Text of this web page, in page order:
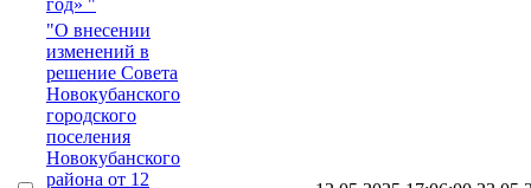
"О внесении
изменений в
решение Совета
Новокубанского
городского
поселения
Новокубанского
района от 12